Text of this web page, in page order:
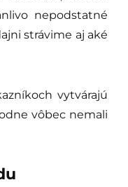
nepodstatné
strávime aj aké
vytvárajú
vôbec nemali